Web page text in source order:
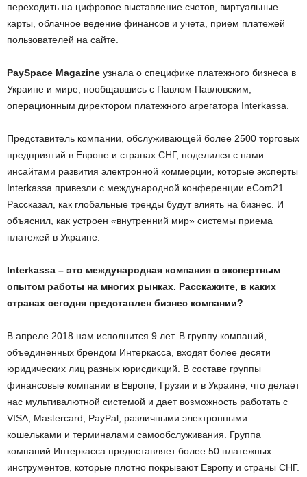
переходить на цифровое выставление счетов, виртуальные
карты, облачное ведение финансов и учета, прием платежей
пользователей на сайте.
PaySpace Magazine узнала о специфике платежного бизнеса в
Украине и мире, пообщавшись с Павлом Павловским,
операционным директором платежного агрегатора Interkassa.
Представитель компании, обслуживающей более 2500 торговых
предприятий в Европе и странах СНГ, поделился с нами
инсайтами развития электронной коммерции, которые эксперты
Interkassa привезли с международной конференции eCom21.
Рассказал, как глобальные тренды будут влиять на бизнес. И
объяснил, как устроен «внутренний мир» системы приема
платежей в Украине.
Interkassa – это международная компания с экспертным
опытом работы на многих рынках. Расскажите, в каких
странах сегодня представлен бизнес компании?
В апреле 2018 нам исполнится 9 лет. В группу компаний,
объединенных брендом Интеркасса, входят более десяти
юридических лиц разных юрисдикций. В составе группы
финансовые компании в Европе, Грузии и в Украине, что делает
нас мультивалютной системой и дает возможность работать с
VISA, Masterсard, PayPal, различными электронными
кошельками и терминалами самообслуживания. Группа
компаний Интеркасса предоставляет более 50 платежных
инструментов, которые плотно покрывают Европу и страны СНГ.